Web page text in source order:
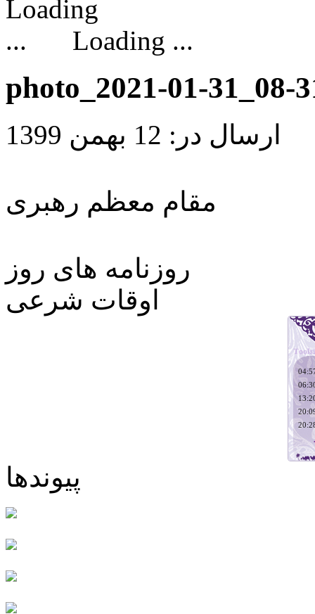
Loading ...
photo_2021-01-31_08-
ارسال در: 12 بهمن 1399
مقام معظم رهبری
روزنامه های روز
اوقات شرعی
پیوندها